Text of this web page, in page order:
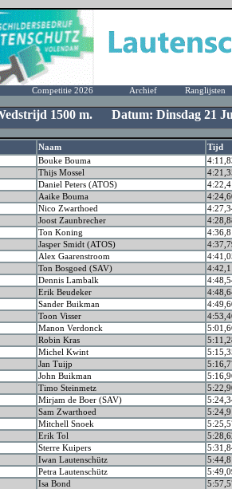
Competitie 2026 Archief Ranglijsten
1500 m. Datum: Dinsdag 21
Naam
Tijd
Bouke Bouma
Thijs Mossel
Daniel Peters (ATOS)
Aaike Bouma
Nico Zwarthoed
Joost Zaunbrecher
Ton Koning
Jasper Smidt (ATOS)
Alex Gaarenstroom
Ton Bosgoed (SAV)
Dennis Lambalk
Erik Beudeker
Sander Buikman
Toon Visser
Manon Verdonck
Robin Kras
Michel Kwint
Jan Tuijp
John Buikman
Timo Steinmetz
Mirjam de Boer (SAV)
Sam Zwarthoed
Mitchell Snoek
Erik Tol
Sterre Kuipers
Iwan Lautenschütz
Petra Lautenschütz
Isa Bond